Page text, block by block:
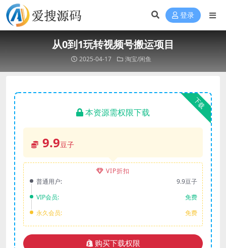
登录
从0到1玩转视频号搬运项目
2025-04-17 淘宝/闲鱼
下载
本资源需权限下载
9.9豆子
VIP折扣
普通用户:
9.9豆子
VIP会员:
免费
永久会员:
免费
购买下载权限